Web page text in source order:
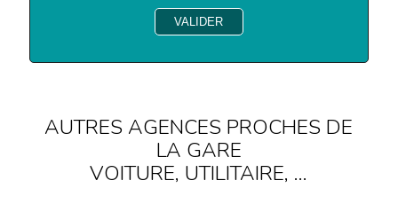
AUTRES AGENCES PROCHES DE
LA GARE
VOITURE, UTILITAIRE, ...